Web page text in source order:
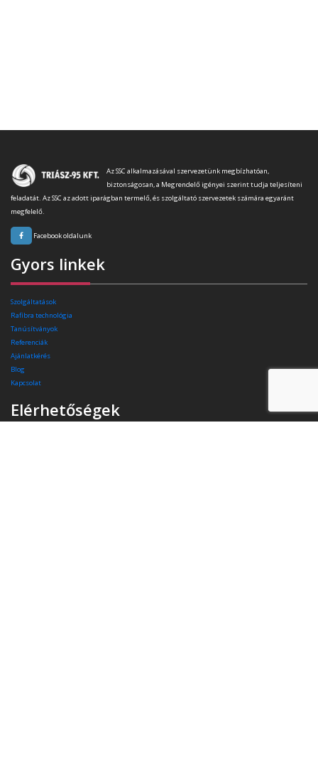
Az SSC alkalmazásával szervezetünk megbízhatóan,
biztonságosan, a Megrendelő igényei szerint tudja teljesíteni
feladatát. Az SSC az adott iparágban termelő, és szolgáltató szervezetek számára egyaránt
megfelelő.
Facebook oldalunk
Gyors linkek
Szolgáltatások
Rafibra technológia
Tanúsítványok
Referenciák
Ajánlatkérés
Blog
Kapcsolat
Elérhetőségek